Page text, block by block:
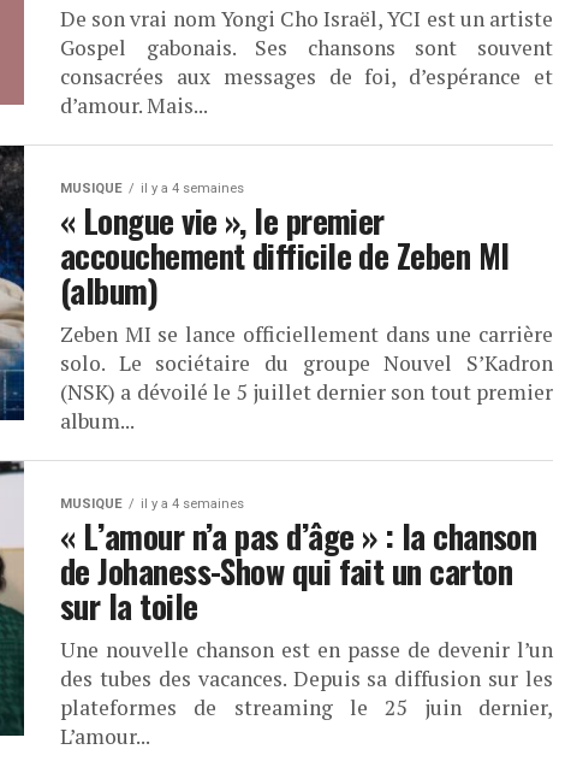
De son vrai nom Yongi Cho Israël, YCI est un artiste
Gospel gabonais. Ses chansons sont souvent
consacrées aux messages de foi, d’espérance et
d’amour. Mais...
MUSIQUE il y a 4 semaines
« Longue vie », le premier
accouchement difficile de Zeben MI
(album)
Zeben MI se lance officiellement dans une carrière
solo. Le sociétaire du groupe Nouvel S’Kadron
(NSK) a dévoilé le 5 juillet dernier son tout premier
album...
MUSIQUE il y a 4 semaines
« L’amour n’a pas d’âge » : la chanson
de Johaness-Show qui fait un carton
sur la toile
Une nouvelle chanson est en passe de devenir l’un
des tubes des vacances. Depuis sa diffusion sur les
plateformes de streaming le 25 juin dernier,
L’amour...